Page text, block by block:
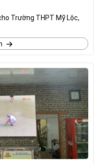
Trường THPT Mỹ Lộc,